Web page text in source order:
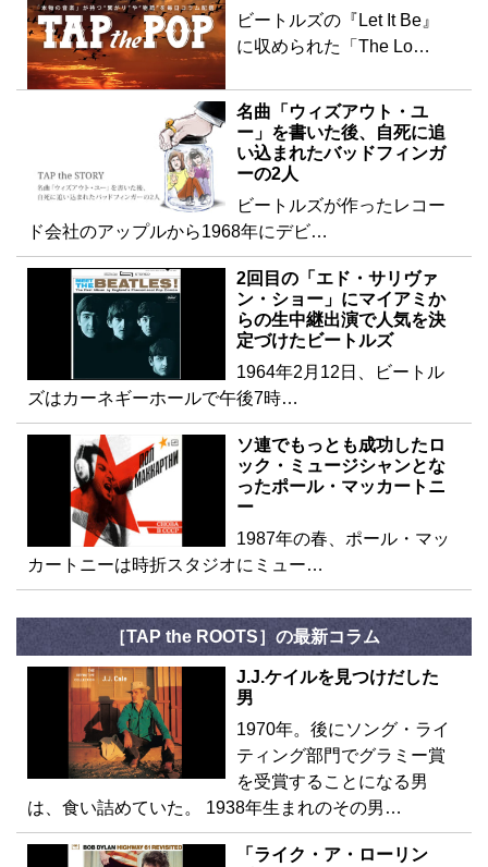
ビートルズの『Let It Be』
に収められた「The Lo…
名曲「ウィズアウト・ユ
ー」を書いた後、自死に追
い込まれたバッドフィンガ
ーの2人
ビートルズが作ったレコー
ド会社のアップルから1968年にデビ…
2回目の「エド・サリヴァ
ン・ショー」にマイアミか
らの生中継出演で人気を決
定づけたビートルズ
1964年2月12日、ビートル
ズはカーネギーホールで午後7時…
ソ連でもっとも成功したロ
ック・ミュージシャンとな
ったポール・マッカートニ
ー
1987年の春、ポール・マッ
カートニーは時折スタジオにミュー…
［TAP the ROOTS］の最新コラム
J.J.ケイルを見つけだした
男
1970年。後にソング・ライ
ティング部門でグラミー賞
を受賞することになる男
は、食い詰めていた。 1938年生まれのその男…
「ライク・ア・ローリン